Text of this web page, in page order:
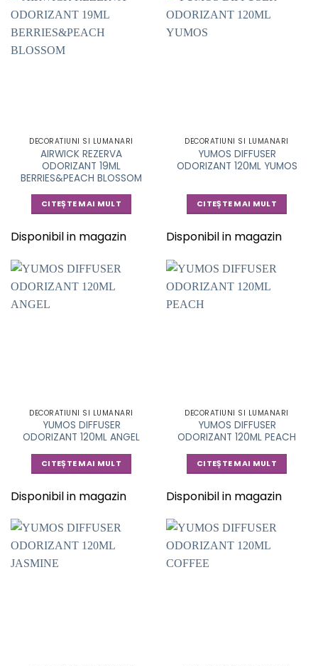
DECORATIUNI SI LUMANARI
AIRWICK REZERVA
ODORIZANT 19ML
BERRIES&PEACH BLOSSOM
CITEȘTE MAI MULT
Disponibil in magazin
DECORATIUNI SI LUMANARI
YUMOS DIFFUSER
ODORIZANT 120ML YUMOS
CITEȘTE MAI MULT
Disponibil in magazin
DECORATIUNI SI LUMANARI
YUMOS DIFFUSER
ODORIZANT 120ML ANGEL
CITEȘTE MAI MULT
Disponibil in magazin
DECORATIUNI SI LUMANARI
YUMOS DIFFUSER
ODORIZANT 120ML PEACH
CITEȘTE MAI MULT
Disponibil in magazin